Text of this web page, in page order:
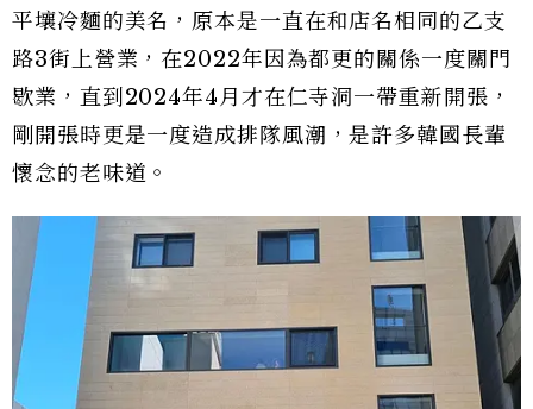
平壤冷麵的美名，原本是一直在和店名相同的乙支
路3街上營業，在2022年因為都更的關係一度關門
歇業，直到2024年4月才在仁寺洞一帶重新開張，
剛開張時更是一度造成排隊風潮，是許多韓國長輩
懷念的老味道。